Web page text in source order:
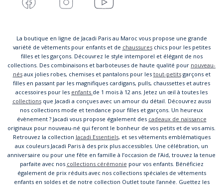
La boutique en ligne de Jacadi Paris au Maroc vous propose une grande
variété de vêtements pour enfants et de chaussureschics pour les petites
filles et les garçons. Découvrez le style intemporel et élégant de nos
collections. Des combinaisons et barboteuses de haute qualité pour nouveau-
nésaux jolies robes, chemises et pantalons pour les tout-petitsgarçons et
filles en passant par les magnifiques cardigans, pulls, chaussettes et autres
accessoires pour les enfants de 1 mois à 12 ans. Jetez un œil à toutes les
collectionsque Jacadi a conçues avec un amour du détail. Découvrez aussi
nos collections mode et tendance pour filles et garçons. Un heureux
évènement ? Jacadi vous propose également des cadeaux de naissance
originaux pour nouveau-né qui feront le bonheur de vos petits et de vos amis.
Retrouvez la collection Jacadi Essentiels, et ses vêtements emblématiques
aux couleurs Jacadi Paris à des prix plus accessibles. Une célébration, un
anniversaire ou pour une fête en famille à l’occasion de l’Aid, trouvez la tenue
parfaite avec nos collections cérémonie pour vos enfants. Bénéficiez
également de prix réduits avec nos collections spéciales de vêtements
enfants en soldes et de notre collection Outlet toute l’année. Guettez les